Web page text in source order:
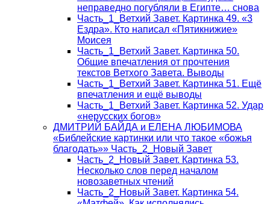
неправедно погубляли в Египте… снова
Часть_1_Ветхий Завет. Картинка 49. «3
Ездра». Кто написал «Пятикнижие»
Моисея
Часть_1_Ветхий Завет. Картинка 50.
Общие впечатления от прочтения
текстов Ветхого Завета. Выводы
Часть_1_Ветхий Завет. Картинка 51. Ещё
впечатления и ещё выводы
Часть_1_Ветхий Завет. Картинка 52. Удар
«нерусских богов»
ДМИТРИЙ БАЙДА и ЕЛЕНА ЛЮБИМОВА
«Библейские картинки или что такое «божья
благодать»» Часть_2_Новый Завет
Часть_2_Новый Завет. Картинка 53.
Несколько слов перед началом
новозаветных чтений
Часть_2_Новый Завет. Картинка 54.